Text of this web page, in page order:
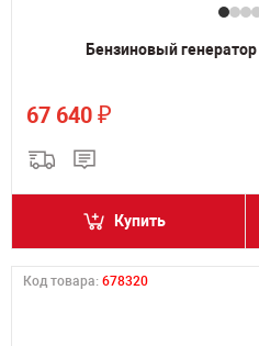
Бензиновый генератор
67 640 ₽
Купить
Код товара: 678320